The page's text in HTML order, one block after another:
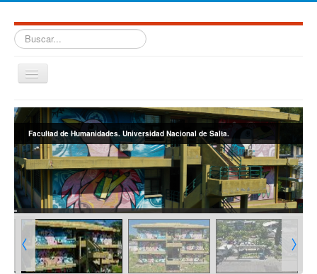
Buscar...
Cambiar
navegación
≡
Facultad de Humanidades. Universidad Nacional de Salta.